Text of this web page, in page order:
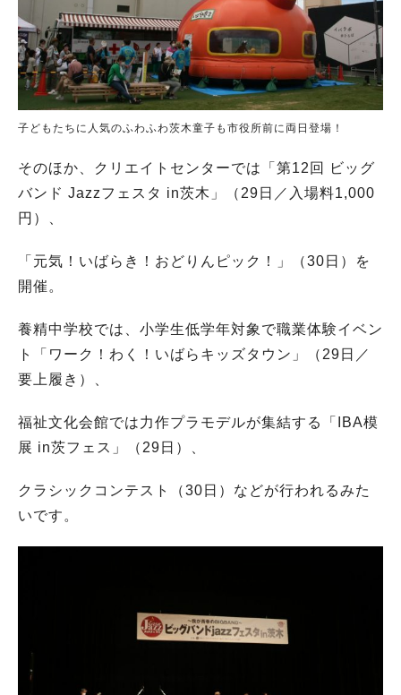
子どもたちに人気のふわふわ茨木童子も市役所前に両日登場！
そのほか、クリエイトセンターでは「第12回 ビッグ
バンド Jazzフェスタ in茨木」（29日／入場料1,000
円）、
「元気！いばらき！おどりんピック！」（30日）を
開催。
養精中学校では、小学生低学年対象で職業体験イベン
ト「ワーク！わく！いばらキッズタウン」（29日／
要上履き）、
福祉文化会館では力作プラモデルが集結する「IBA模
展 in茨フェス」（29日）、
クラシックコンテスト（30日）などが行われるみた
いです。